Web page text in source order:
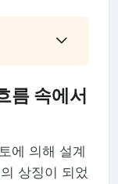
름 속에서
에 의해 설계
상징이 되었